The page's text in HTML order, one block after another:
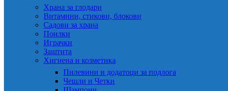
Храна за глодари
Витамини, стикови, блокови
Садови за храна
Поилки
Играчки
Заштита
Хигиена и козметика
Пилевини и додатоци за подлога
Чешли и Четки